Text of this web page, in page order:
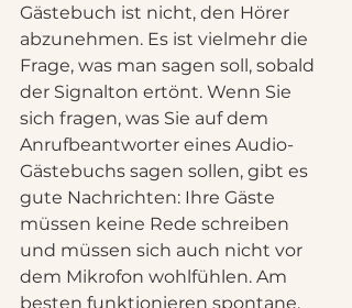
Gästebuch ist nicht, den Hörer
abzunehmen. Es ist vielmehr die
Frage, was man sagen soll, sobald
der Signalton ertönt. Wenn Sie
sich fragen, was Sie auf dem
Anrufbeantworter eines Audio-
Gästebuchs sagen sollen, gibt es
gute Nachrichten: Ihre Gäste
müssen keine Rede schreiben
und müssen sich auch nicht vor
dem Mikrofon wohlfühlen. Am
besten funktionieren spontane,